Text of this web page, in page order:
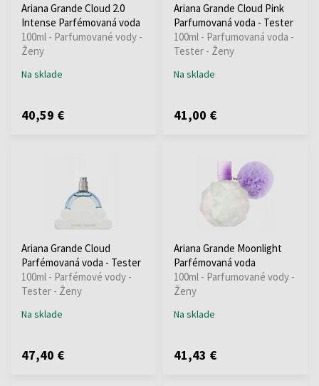
Ariana Grande Cloud 2.0
Intense Parfémovaná voda
100ml - Parfumované vody -
Ženy
Na sklade
40,59 €
Ariana Grande Cloud Pink
Parfumovaná voda - Tester
100ml - Parfumovaná voda -
Tester - Ženy
Na sklade
41,00 €
Ariana Grande Cloud
Parfémovaná voda - Tester
100ml - Parfémové vody -
Tester - Ženy
Na sklade
47,40 €
Ariana Grande Moonlight
Parfémovaná voda
100ml - Parfumované vody -
Ženy
Na sklade
41,43 €